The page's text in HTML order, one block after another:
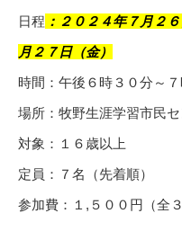
日程 ：２０２４年７月２
月２７日（金）
時間：午後６時３０分～
場所：牧野生涯学習市民
対象：１６歳以上
定員：７名（先着順）
参加費：１,５００円（全